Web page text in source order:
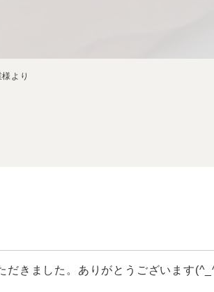
より
だきました。ありがとうございます